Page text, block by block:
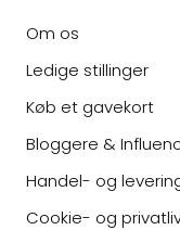
Om os
Ledige stillinger
Køb et gavekort
Bloggere &
Handel- og
Cookie- og